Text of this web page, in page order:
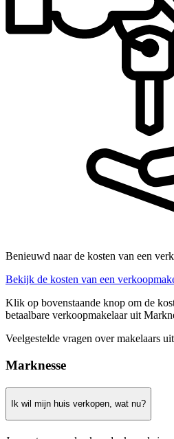
Benieuwd naar de kosten van een
Bekijk de kosten van een
Klik op bovenstaande knop om de
betaalbare verkoopmakelaar uit
Veelgestelde vragen over makelaars uit
Marknesse
Ik wil mijn huis verkopen, wat nu?